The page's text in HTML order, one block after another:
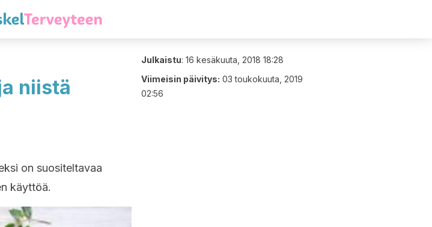
niistä
on suositeltavaa
käyttöä.
Julkaistu: 16 kesäkuuta, 2018 18:28
Viimeisin päivitys: 03 toukokuuta, 2019
02:56